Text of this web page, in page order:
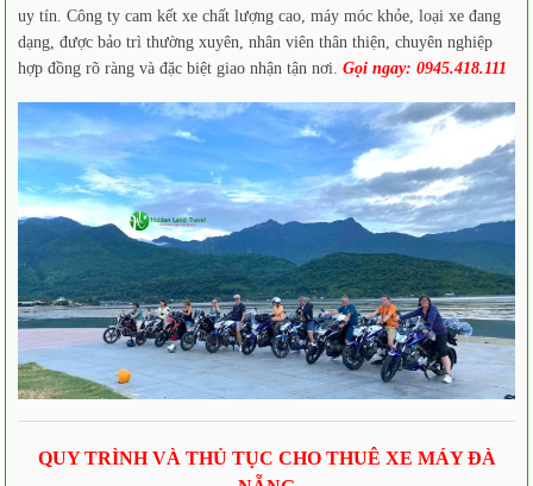
uy tín. Công ty cam kết xe chất lượng cao, máy móc khỏe, loại xe đang
dạng, được bảo trì thường xuyên, nhân viên thân thiện, chuyên nghiệp
hợp đồng rõ ràng và đặc biệt giao nhận tận nơi.Gọi ngay: 0945.418.111
QUY TRÌNH VÀ THỦ TỤC CHO THUÊ XE MÁY ĐÀ